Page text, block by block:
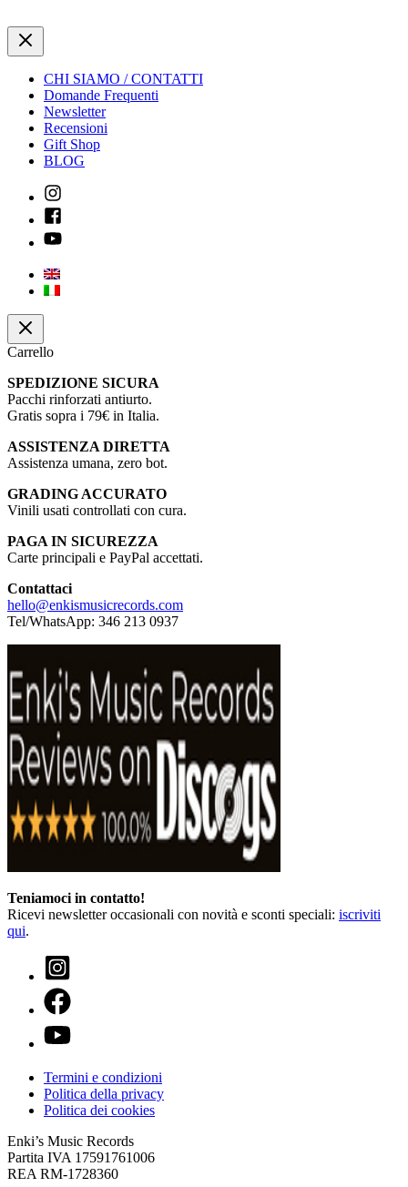
CHI SIAMO / CONTATTI
Domande Frequenti
Newsletter
Recensioni
Gift Shop
BLOG
Carrello
SPEDIZIONE SICURA
Pacchi rinforzati antiurto.
Gratis sopra i 79€ in Italia.
ASSISTENZA DIRETTA
Assistenza umana, zero bot.
GRADING ACCURATO
Vinili usati controllati con cura.
PAGA IN SICUREZZA
Carte principali e PayPal accettati.
Contattaci
hello@enkismusicrecords.com
Tel/WhatsApp: 346 213 0937
Teniamoci in contatto!
Ricevi newsletter occasionali con novità e sconti speciali: iscriviti
qui.
Termini e condizioni
Politica della privacy
Politica dei cookies
Enki’s Music Records
Partita IVA 17591761006
REA RM-1728360